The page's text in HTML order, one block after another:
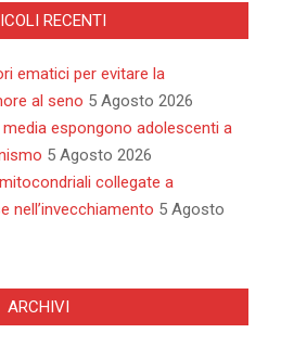
RECENTI
ematici per evitare la
al seno 5 Agosto 2026
espongono adolescenti a
5 Agosto 2026
collegate a
nell’invecchiamento 5 Agosto
ARCHIVI